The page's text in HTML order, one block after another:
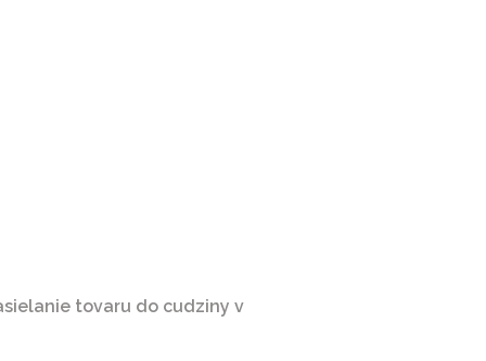
tovaru do cudziny v